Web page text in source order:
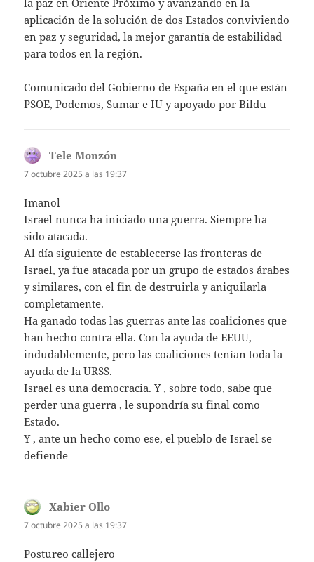
aplicación de la solución de dos Estados conviviendo
en paz y seguridad, la mejor garantía de estabilidad
para todos en la región.
Comunicado del Gobierno de España en el que están
PSOE, Podemos, Sumar e IU y apoyado por Bildu
Tele Monzón
7 octubre 2025 a las 19:37
Imanol
Israel nunca ha iniciado una guerra. Siempre ha
sido atacada.
Al día siguiente de establecerse las fronteras de
Israel, ya fue atacada por un grupo de estados árabes
y similares, con el fin de destruirla y aniquilarla
completamente.
Ha ganado todas las guerras ante las coaliciones que
han hecho contra ella. Con la ayuda de EEUU,
indudablemente, pero las coaliciones tenían toda la
ayuda de la URSS.
Israel es una democracia. Y , sobre todo, sabe que
perder una guerra , le supondría su final como
Estado.
Y , ante un hecho como ese, el pueblo de Israel se
defiende
Xabier Ollo
7 octubre 2025 a las 19:37
Postureo callejero